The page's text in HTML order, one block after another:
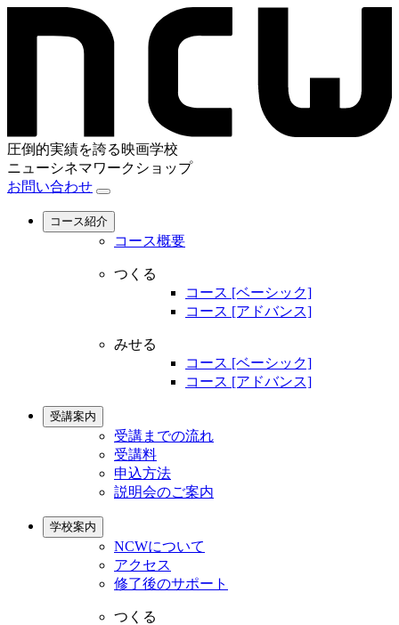
圧倒的実績を誇る映画学校
ニューシネマワークショップ
お問い合わせ
コース紹介
コース概要
つくる
コース [ベーシック]
コース [アドバンス]
みせる
コース [ベーシック]
コース [アドバンス]
受講案内
受講までの流れ
受講料
申込方法
説明会のご案内
学校案内
NCWについて
アクセス
修了後のサポート
つくる